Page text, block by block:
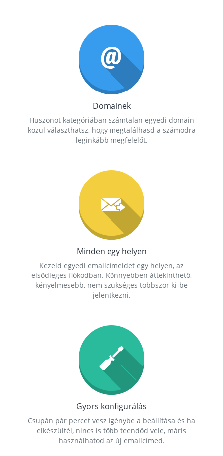
Domainek
Huszonöt kategóriában számtalan egyedi domain
közül választhatsz, hogy megtalálhasd a számodra
leginkább megfelelőt.
Minden egy helyen
Kezeld egyedi emailcímeidet egy helyen, az
elsődleges fiókodban. Könnyebben áttekinthető,
kényelmesebb, nem szükséges többször ki-be
jelentkezni.
Gyors konfigurálás
Csupán pár percet vesz igénybe a beállítása és ha
elkészültél, nincs is több teendőd vele, máris
használhatod az új emailcímed.